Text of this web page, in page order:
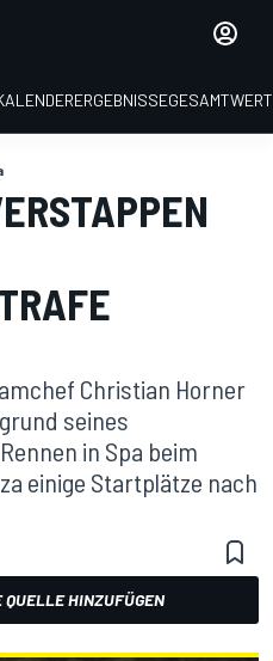
ERGEBNISSE
Christian Horner
seines
in Spa beim
einige Startplätze nach
QUELLE HINZUFÜGEN